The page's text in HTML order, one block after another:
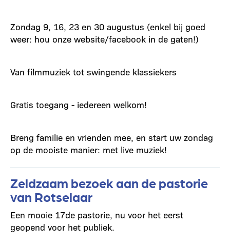
Zondag 9, 16, 23 en 30 augustus (enkel bij goed
weer: hou onze website/facebook in de gaten!)
Van filmmuziek tot swingende klassiekers
Gratis toegang - iedereen welkom!
Breng familie en vrienden mee, en start uw zondag
op de mooiste manier: met live muziek!
Zeldzaam bezoek aan de pastorie
van Rotselaar
Een mooie 17de pastorie, nu voor het eerst
geopend voor het publiek.